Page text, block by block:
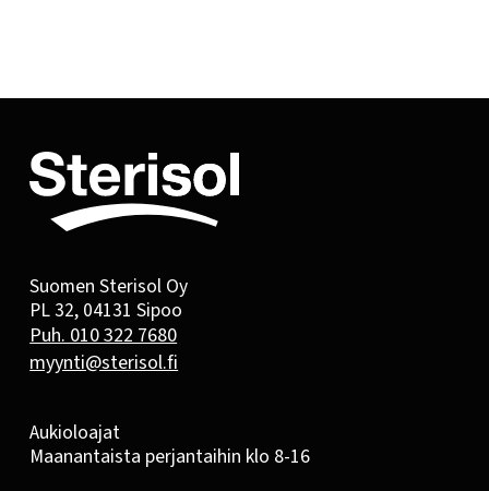
Suomen Sterisol Oy
PL 32, 04131 Sipoo
Puh. 010 322 7680
myynti@sterisol.fi
Aukioloajat
Maanantaista perjantaihin klo 8-16